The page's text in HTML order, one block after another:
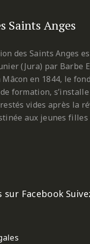
Saints Anges
des Saints Anges
(Jura) par Barbe
en 1844, le
formation,
vides après la
aux jeunes
sur Facebook